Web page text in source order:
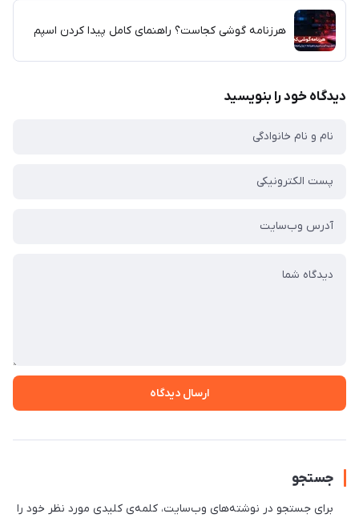
هرزنامه گوشی کجاست؟ راهنمای کامل پیدا کردن اسپم
دیدگاه خود را بنویسید
ارسال دیدگاه
جستجو
برای جستجو در نوشته‌های وب‌سایت، کلمه‌ی کلیدی مورد نظر خود را